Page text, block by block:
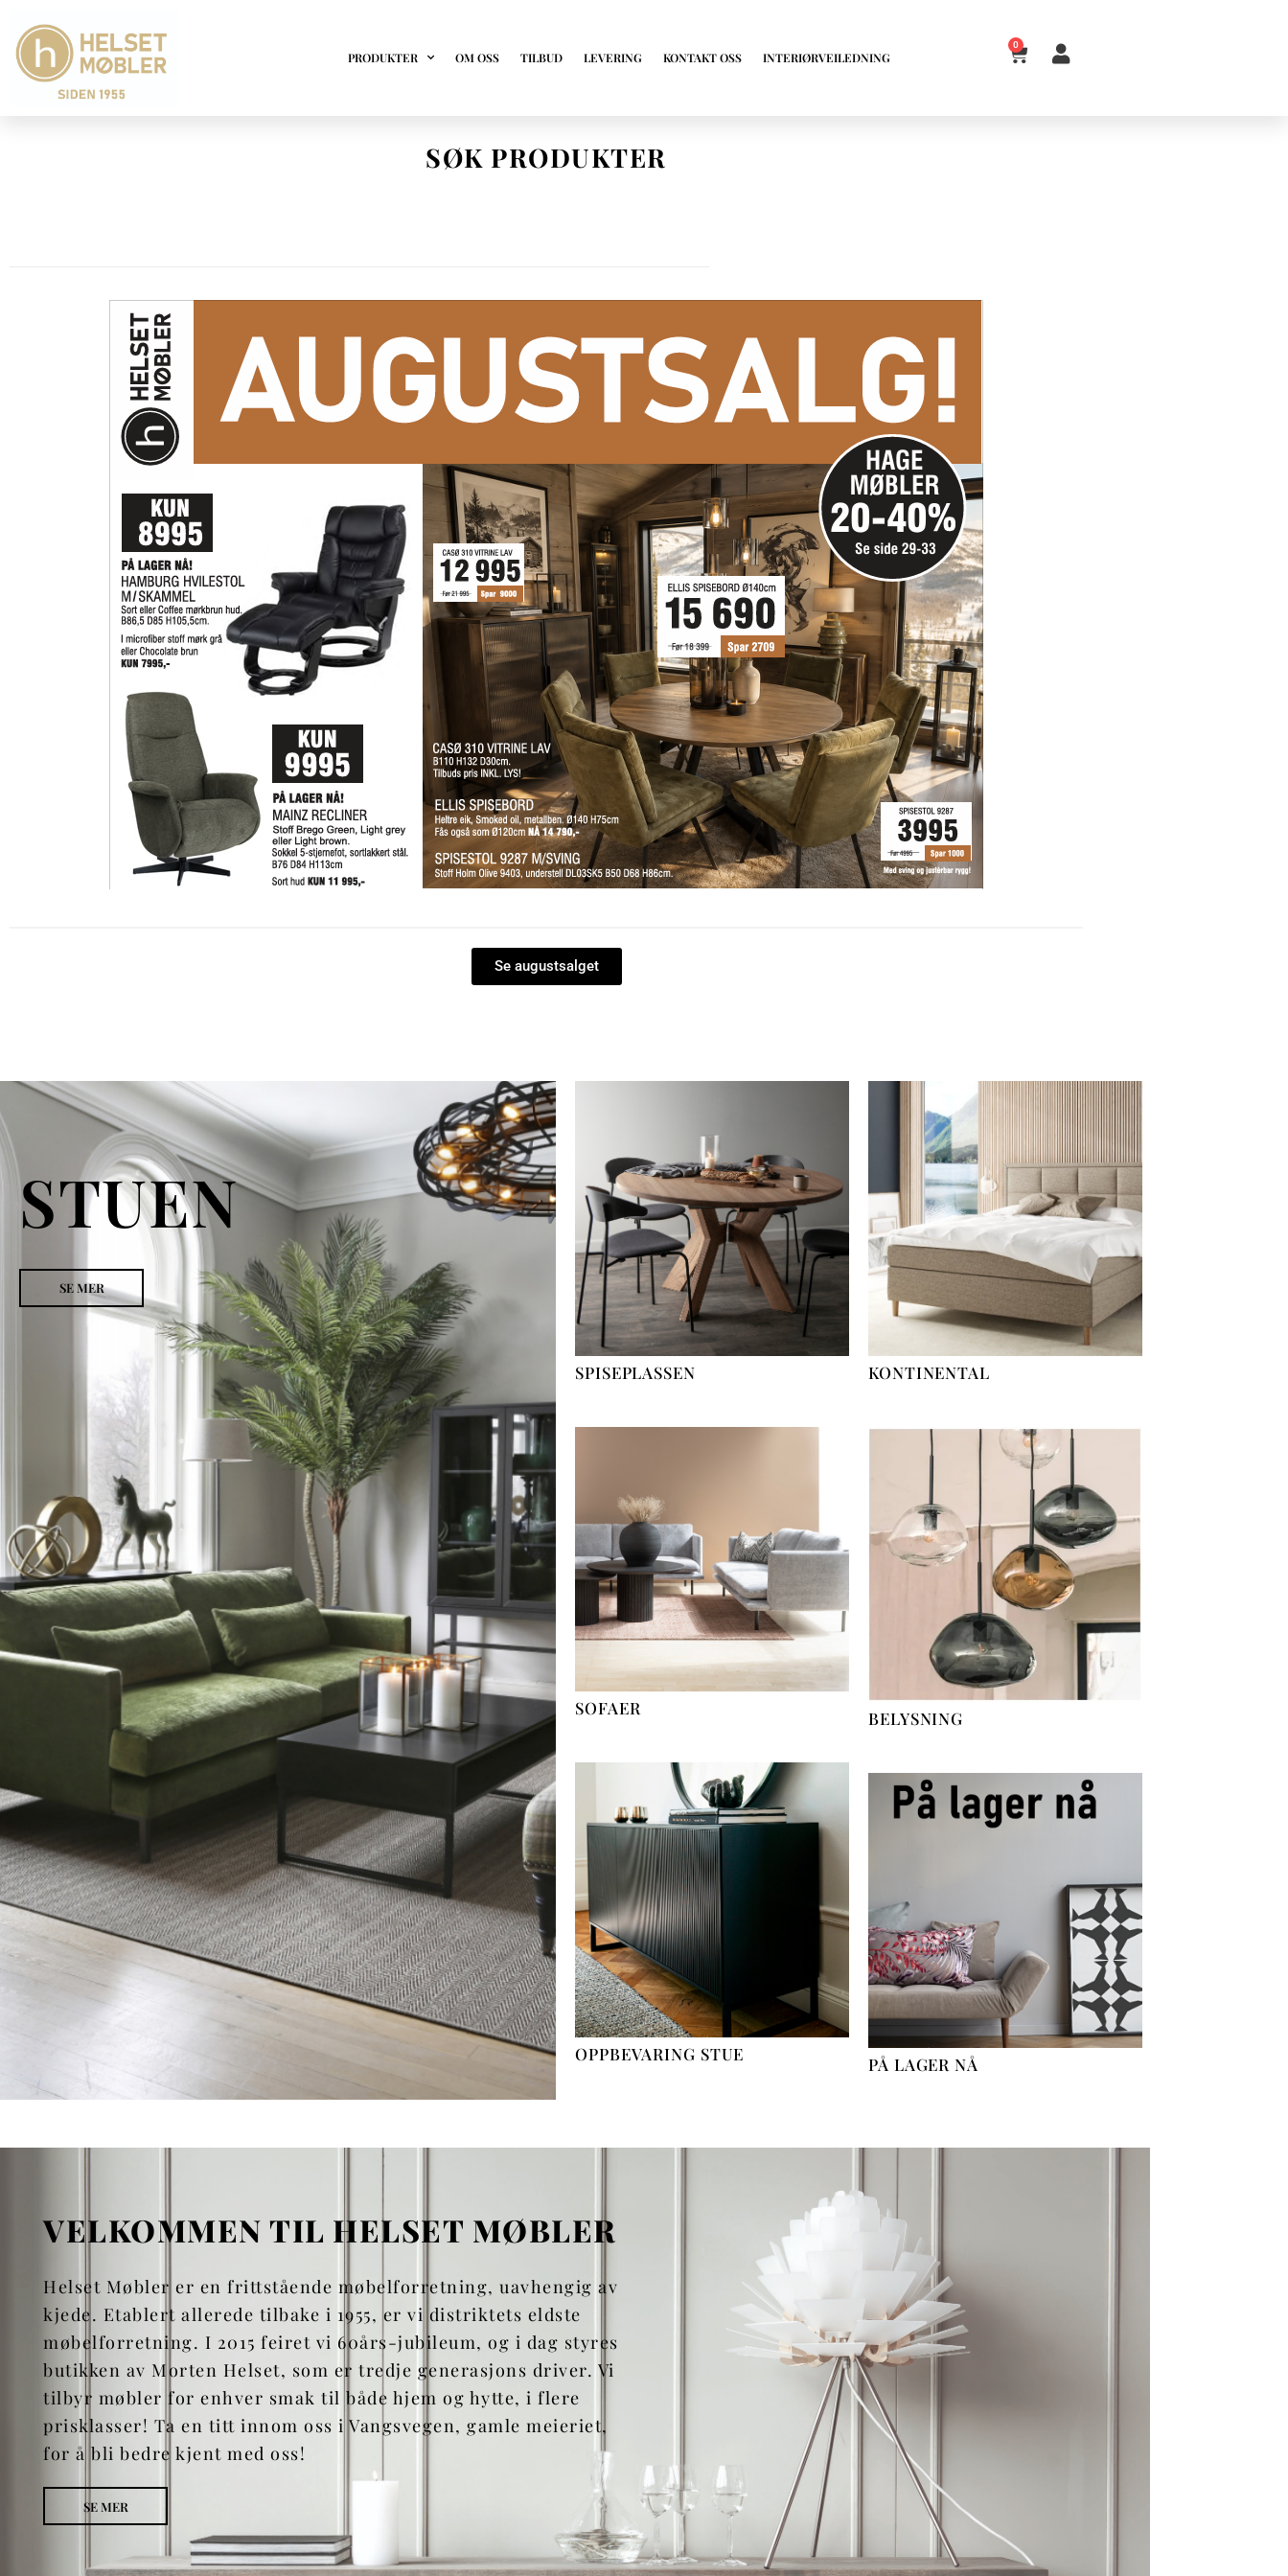
PRODUKTER OM OSS TILBUD LEVERING KONTAKT OSS INTERIØRVEILEDNING
0
SØK PRODUKTER
Se augustsalget
STUEN
SE MER
SPISEPLASSEN
SOFAER
OPPBEVARING STUE
KONTINENTAL
BELYSNING
PÅ LAGER NÅ
VELKOMMEN TIL HELSET MØBLER
Helset Møbler er en frittstående møbelforretning, uavhengig av
kjede. Etablert allerede tilbake i 1955, er vi distriktets eldste
møbelforretning. I 2015 feiret vi 60års-jubileum, og i dag styres
butikken av Morten Helset, som er tredje generasjons driver. Vi
tilbyr møbler for enhver smak til både hjem og hytte, i flere
prisklasser! Ta en titt innom oss i Vangsvegen, gamle meieriet,
for å bli bedre kjent med oss!
SE MER